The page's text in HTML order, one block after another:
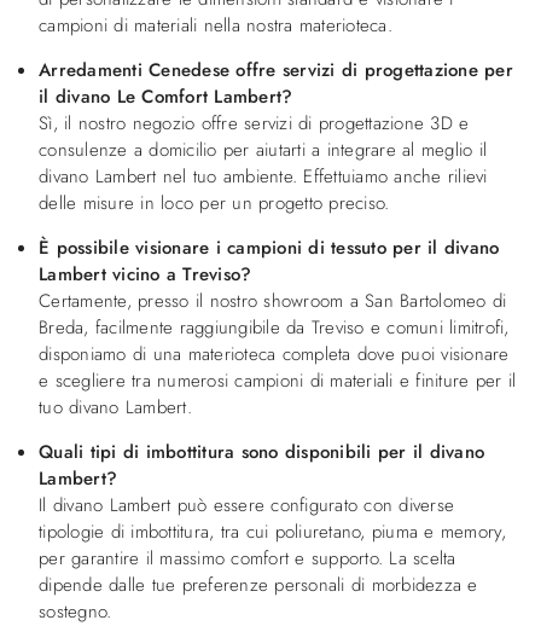
campioni di materiali nella nostra materioteca.
Arredamenti Cenedese offre servizi di progettazione per
il divano Le Comfort Lambert?
Sì, il nostro negozio offre servizi di progettazione 3D e
consulenze a domicilio per aiutarti a integrare al meglio il
divano Lambert nel tuo ambiente. Effettuiamo anche rilievi
delle misure in loco per un progetto preciso.
È possibile visionare i campioni di tessuto per il divano
Lambert vicino a Treviso?
Certamente, presso il nostro showroom a San Bartolomeo di
Breda, facilmente raggiungibile da Treviso e comuni limitrofi,
disponiamo di una materioteca completa dove puoi visionare
e scegliere tra numerosi campioni di materiali e finiture per il
tuo divano Lambert.
Quali tipi di imbottitura sono disponibili per il divano
Lambert?
Il divano Lambert può essere configurato con diverse
tipologie di imbottitura, tra cui poliuretano, piuma e memory,
per garantire il massimo comfort e supporto. La scelta
dipende dalle tue preferenze personali di morbidezza e
sostegno.